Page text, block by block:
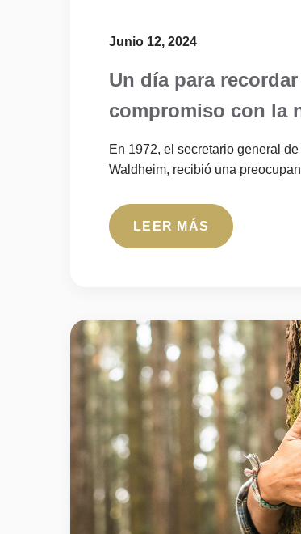
Junio 12, 2024
Un día para
compromiso con la
En 1972, el secretario general
Waldheim, recibió una
LEER MÁS